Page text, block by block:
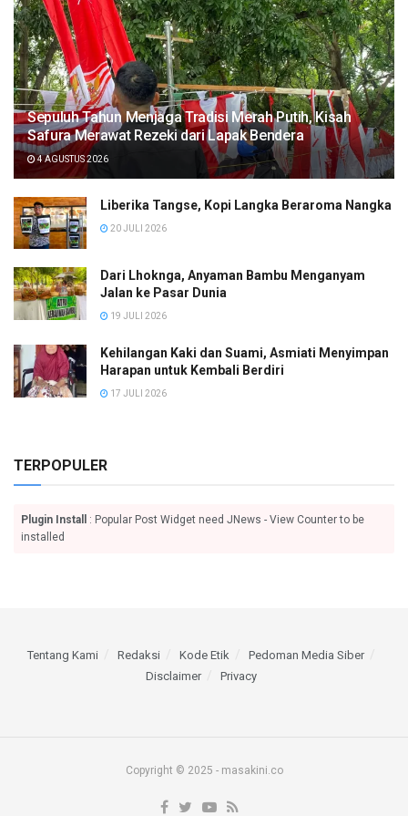
Sepuluh Tahun Menjaga Tradisi Merah Putih, Kisah
Safura Merawat Rezeki dari Lapak Bendera
4 AGUSTUS 2026
Liberika Tangse, Kopi Langka Beraroma Nangka
20 JULI 2026
Dari Lhoknga, Anyaman Bambu Menganyam
Jalan ke Pasar Dunia
19 JULI 2026
Kehilangan Kaki dan Suami, Asmiati Menyimpan
Harapan untuk Kembali Berdiri
17 JULI 2026
TERPOPULER
Plugin Install
: Popular Post Widget need JNews - View Counter to be
installed
Tentang Kami Redaksi Kode Etik
Pedoman Media Siber
Disclaimer
Privacy
Copyright © 2025 - masakini.co